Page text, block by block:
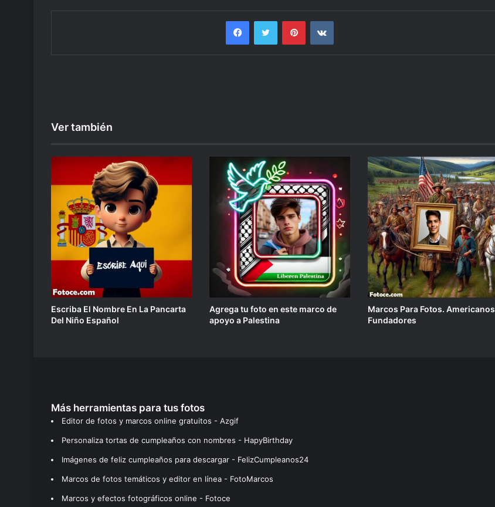
FacebookTwitterPinterestVKontakte
Ver también
Escriba El Nombre En La Pancarta
Del Niño Español
Agrega tu foto en este marco de
apoyo a Palestina
Marcos Para Fotos. Americanos
Fundadores
Más herramientas para tus fotos
Editor de fotos y marcos online gratuitos - Azgif
Personaliza tortas de cumpleaños con nombres - HapyBirthday
Imágenes de feliz cumpleaños para descargar - FelizCumpleanos24
Marcos de fotos temáticos y editor en línea - FotoMarcos
Marcos y efectos fotográficos online - Fotoce